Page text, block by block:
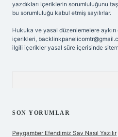
yazdıkları içeriklerin sorumluluğunu
bu sorumluluğu kabul etmiş sayılırlar.
Hukuka ve yasal düzenlemelere
içerikleri,
ilgili içerikler yasal süre içerisinde
SON YORUMLAR
Peygamber Efendimiz Sav Nasıl Yazılır